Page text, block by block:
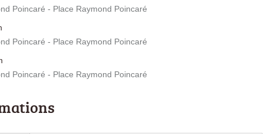
Poincaré - Place Raymond Poincaré
Poincaré - Place Raymond Poincaré
Poincaré - Place Raymond Poincaré